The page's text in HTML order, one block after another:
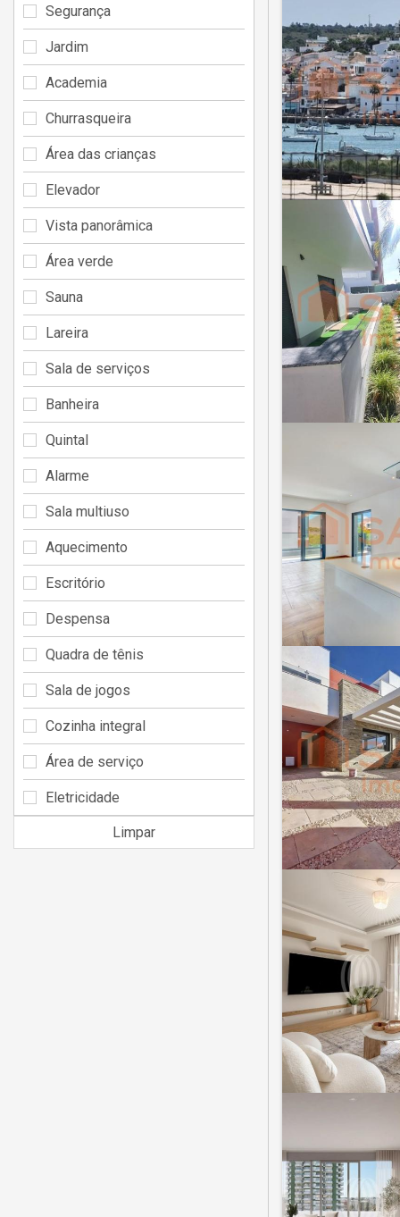
Segurança
Jardim
Academia
Churrasqueira
Área das crianças
Elevador
Vista panorâmica
Área verde
Sauna
Lareira
Sala de serviços
Banheira
Quintal
Alarme
Sala multiuso
Aquecimento
Escritório
Despensa
Quadra de tênis
Sala de jogos
Cozinha integral
Área de serviço
Eletricidade
Limpar